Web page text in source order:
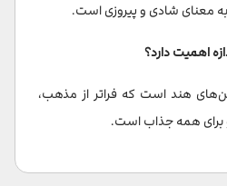
به معنای شادی و پیروزی است.
اهمیت دارد؟
هند است که فراتر از مذهب،
برای همه جذاب است.